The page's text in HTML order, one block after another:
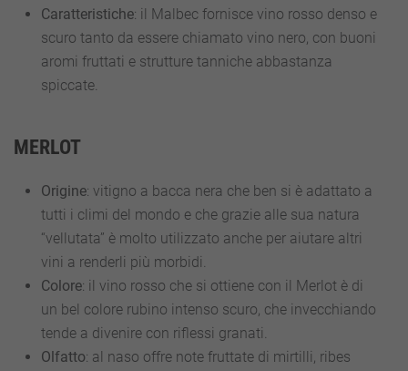
Caratteristiche: il Malbec fornisce vino rosso denso e
scuro tanto da essere chiamato vino nero, con buoni
aromi fruttati e strutture tanniche abbastanza
spiccate.
MERLOT
Origine: vitigno a bacca nera che ben si è adattato a
tutti i climi del mondo e che grazie alle sua natura
“vellutata” è molto utilizzato anche per aiutare altri
vini a renderli più morbidi.
Colore: il vino rosso che si ottiene con il Merlot è di
un bel colore rubino intenso scuro, che invecchiando
tende a divenire con riflessi granati.
Olfatto: al naso offre note fruttate di mirtilli, ribes